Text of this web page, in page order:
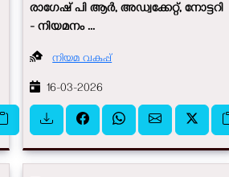
രാഗേഷ് പി ആർ, അഡ്വക്കേറ്റ്, നോട്ടറി
- നിയമനം ...
നിയമ വകുപ്പ്
16-03-2026